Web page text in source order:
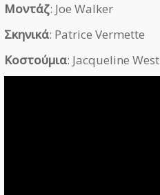
Μοντάζ: Joe Walker
Σκηνικά: Patrice Vermette
Κοστούμια: Jacqueline West